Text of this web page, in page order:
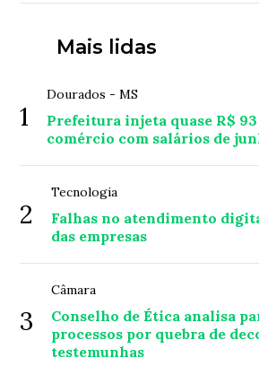
Mais lidas
1
Dourados - MS
Prefeitura injeta quase R$
comércio com salários de
2
Tecnologia
Falhas no atendimento
das empresas
3
Câmara
Conselho de Ética analisa
processos por quebra de
testemunhas